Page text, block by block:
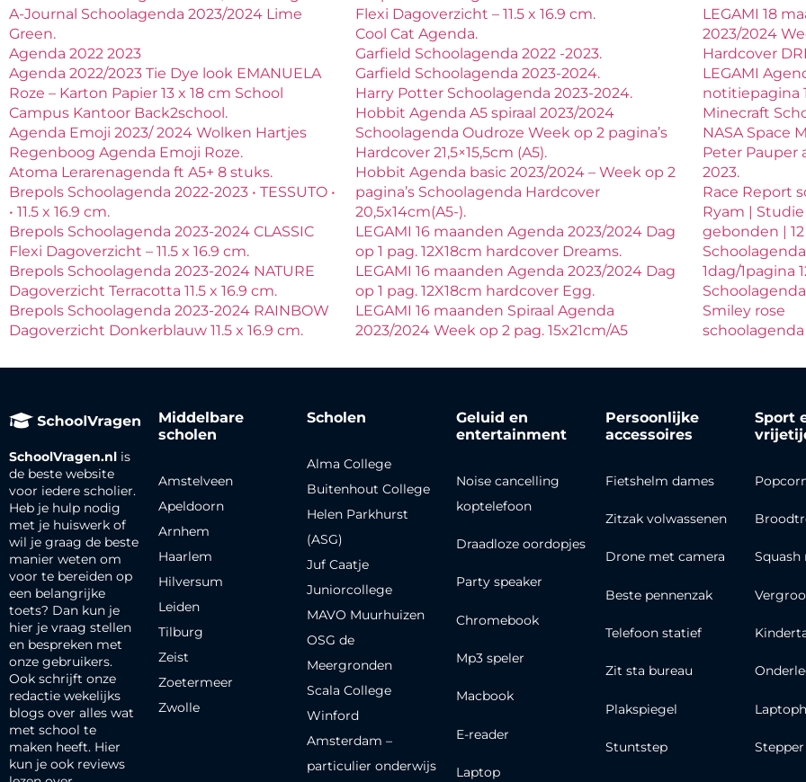
A-Journal Schoolagenda 2023/2024 Lime
Green.
Agenda 2022 2023
Agenda 2022/2023 Tie Dye look EMANUELA
Roze – Karton Papier 13 x 18 cm School
Campus Kantoor Back2school.
Agenda Emoji 2023/ 2024 Wolken Hartjes
Regenboog Agenda Emoji Roze.
Atoma Lerarenagenda ft A5+ 8 stuks.
Brepols Schoolagenda 2022-2023 • TESSUTO •
• 11.5 x 16.9 cm.
Brepols Schoolagenda 2023-2024 CLASSIC
Flexi Dagoverzicht – 11.5 x 16.9 cm.
Brepols Schoolagenda 2023-2024 NATURE
Dagoverzicht Terracotta 11.5 x 16.9 cm.
Brepols Schoolagenda 2023-2024 RAINBOW
Dagoverzicht Donkerblauw 11.5 x 16.9 cm.
Flexi Dagoverzicht – 11.5 x 16.9 cm.
Cool Cat Agenda.
Garfield Schoolagenda 2022 -2023.
Garfield Schoolagenda 2023-2024.
Harry Potter Schoolagenda 2023-2024.
Hobbit Agenda A5 spiraal 2023/2024
Schoolagenda Oudroze Week op 2 pagina’s
Hardcover 21,5×15,5cm (A5).
Hobbit Agenda basic 2023/2024 – Week op 2
pagina’s Schoolagenda Hardcover
20,5x14cm(A5-).
LEGAMI 16 maanden Agenda 2023/2024 Dag
op 1 pag. 12X18cm hardcover Dreams.
LEGAMI 16 maanden Agenda 2023/2024 Dag
op 1 pag. 12X18cm hardcover Egg.
LEGAMI 16 maanden Spiraal Agenda
2023/2024 Week op 2 pag. 15x21cm/A5
LEGAMI 18
2023/2024
Hardcover
LEGAMI
notitiepagina
Minecraft
NASA Space
Peter Pauper
2023.
Race Report
Ryam |
gebonden |
1dag/1pagina
Smiley rose
schoolagenda
SchoolVragen.nl is
de beste website
voor iedere scholier.
Heb je hulp nodig
met je huiswerk of
wil je graag de beste
manier weten om
voor te bereiden op
een belangrijke
toets? Dan kun je
hier je vraag stellen
en bespreken met
onze gebruikers.
Ook schrijft onze
redactie wekelijks
blogs over alles wat
met school te
maken heeft. Hier
kun je ook reviews
Middelbare
scholen
Amstelveen
Apeldoorn
Arnhem
Haarlem
Hilversum
Leiden
Tilburg
Zeist
Zoetermeer
Zwolle
Scholen
Alma College
Buitenhout College
Helen Parkhurst
(ASG)
Juf Caatje
Juniorcollege
MAVO Muurhuizen
OSG de
Meergronden
Scala College
Winford
Amsterdam –
particulier onderwijs
Geluid en
entertainment
Noise cancelling
koptelefoon
Draadloze oordopjes
Party speaker
Chromebook
Mp3 speler
Macbook
E-reader
Laptop
Persoonlijke
accessoires
Fietshelm dames
Zitzak volwassenen
Drone met camera
Beste pennenzak
Telefoon statief
Zit sta bureau
Plakspiegel
Stuntstep
Sport
Squash
Stepper